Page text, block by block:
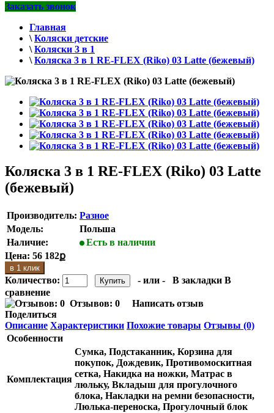
Заказать звонок
Главная
\Коляски детские
\Коляски 3 в 1
\Коляска 3 в 1 RE-FLEX (Riko) 03 Latte (бежевый)
Коляска 3 в 1 RE-FLEX (Riko) 03 Latte
(бежевый)
Производитель: Разное
Модель:
Польша
Наличие:
Есть в наличии
Цена: 56 182ք
в 1 клик
Количество: - или - В закладки В
сравнение
Отзывов: 0
Написать отзыв
Поделиться
Описание Характеристики Похожие товары Отзывы (0)
Особенности
Комплектация
Сумка, Подстаканник, Корзина для
покупок, Дождевик, Противомоскитная
сетка, Накидка на ножки, Матрас в
люльку, Вкладыш для прогулочного
блока, Накладки на ремни безопасности,
Люлька-переноска, Прогулочный блок